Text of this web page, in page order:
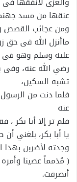
عنقها من مسد
ومن عجائب القصص
ماأنزل الله فى حق
عليه وسلم وهو فى
رضي الله عنه،
تشبه السكين،
فلما دنت من
عنه
فلم تر إلا أبا بكر ،
يا أبا بكر، بلغني
وجدته لأضربن
( مُذمماً عصينا وأمره
أنصرفت.